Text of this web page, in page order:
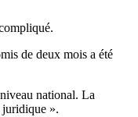
de deux mois a été
national. La
juridique ».